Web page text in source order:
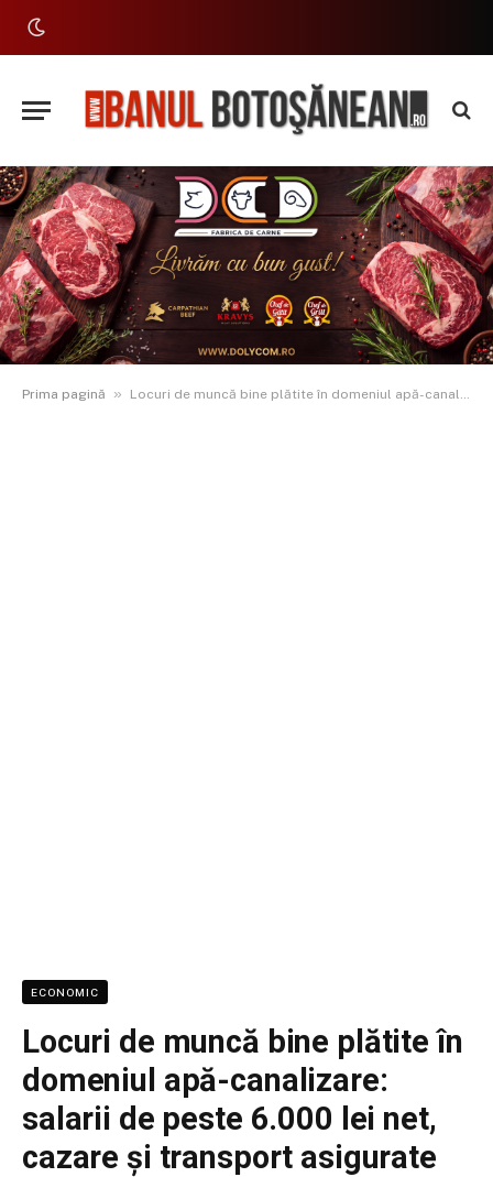
Prima pagină » Locuri de muncă bine plătite în domeniul apă-canalizare: salarii de peste 6.000 lei net, cazare și transport asigurate
ECONOMIC
Locuri de muncă bine plătite în
domeniul apă-canalizare:
salarii de peste 6.000 lei net,
cazare și transport asigurate